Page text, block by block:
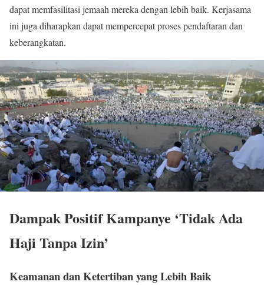
dapat memfasilitasi jemaah mereka dengan lebih baik. Kerjasama
ini juga diharapkan dapat mempercepat proses pendaftaran dan
keberangkatan.
Dampak Positif Kampanye ‘Tidak Ada
Haji Tanpa Izin’
Keamanan dan Ketertiban yang Lebih Baik